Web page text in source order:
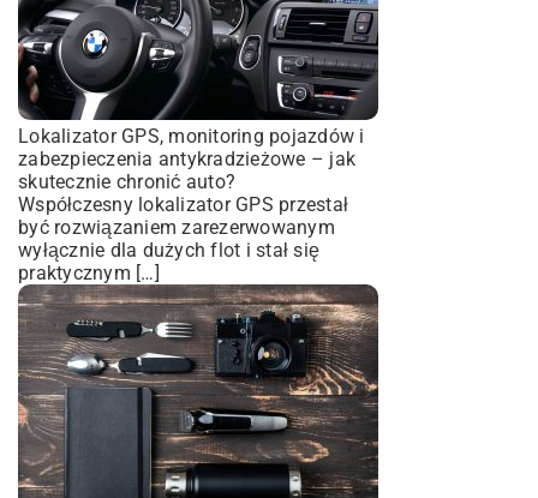
Lokalizator GPS, monitoring pojazdów i
zabezpieczenia antykradzieżowe – jak
skutecznie chronić auto?
Współczesny lokalizator GPS przestał
być rozwiązaniem zarezerwowanym
wyłącznie dla dużych flot i stał się
praktycznym […]